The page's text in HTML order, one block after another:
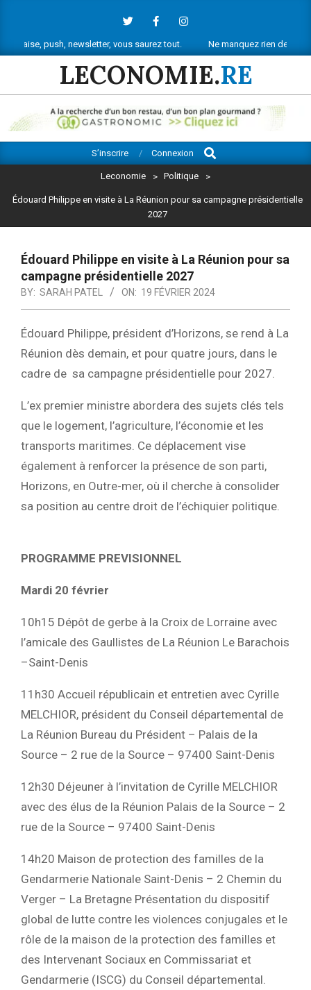
contentnewsletter, vous saurez tout. Ne manquez rien de l’actu
LECONOMIE.RE
Navigation
S’inscrire Connexion
Search
Leconomie > Politique >
Édouard Philippe en visite à La Réunion pour sa campagne présidentielle
2027
Édouard Philippe en visite à La Réunion pour sa
campagne présidentielle 2027
BY: SARAH PATEL ON: 19 FÉVRIER 2024
Édouard Philippe, président d’Horizons, se rend à La
Réunion dès demain, et pour quatre jours, dans le
cadre de sa campagne présidentielle pour 2027.
L’ex premier ministre abordera des sujets clés tels
que le logement, l’agriculture, l’économie et les
transports maritimes. Ce déplacement vise
également à renforcer la présence de son parti,
Horizons, en Outre-mer, où il cherche à consolider
sa position au centre droit de l’échiquier politique.
PROGRAMME PREVISIONNEL
Mardi 20 février
10h15 Dépôt de gerbe à la Croix de Lorraine avec
l’amicale des Gaullistes de La Réunion Le Barachois
–Saint-Denis
11h30 Accueil républicain et entretien avec Cyrille
MELCHIOR, président du Conseil départemental de
La Réunion Bureau du Président – Palais de la
Source – 2 rue de la Source – 97400 Saint-Denis
12h30 Déjeuner à l’invitation de Cyrille MELCHIOR
avec des élus de la Réunion Palais de la Source – 2
rue de la Source – 97400 Saint-Denis
14h20 Maison de protection des familles de la
Gendarmerie Nationale Saint-Denis – 2 Chemin du
Verger – La Bretagne Présentation du dispositif
global de lutte contre les violences conjugales et le
rôle de la maison de la protection des familles et
des Intervenant Sociaux en Commissariat et
Gendarmerie (ISCG) du Conseil départemental.